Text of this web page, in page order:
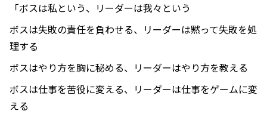
「ボスは私という、リーダーは我々という
ボスは失敗の責任を負わせる、リーダーは黙って失敗を処
理する
ボスはやり方を胸に秘める、リーダーはやり方を教える
ボスは仕事を苦役に変える、リーダーは仕事をゲームに変
える